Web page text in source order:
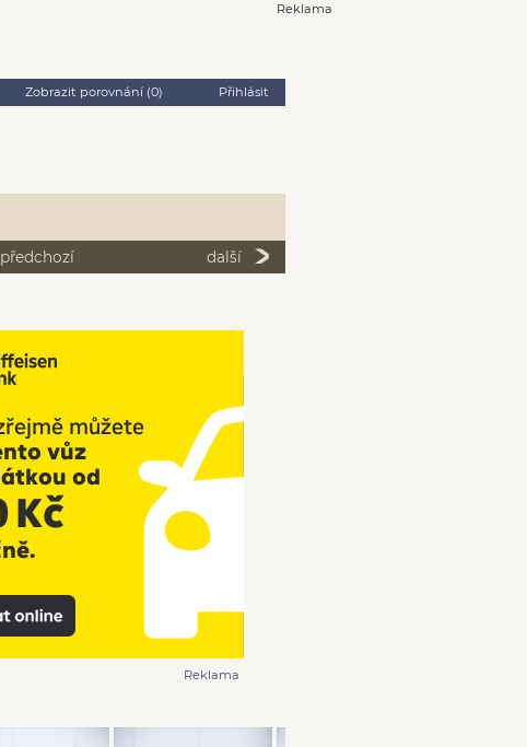
Reklama
Zobrazit porovnání (0) Přihlásit
předchozí další
Reklama